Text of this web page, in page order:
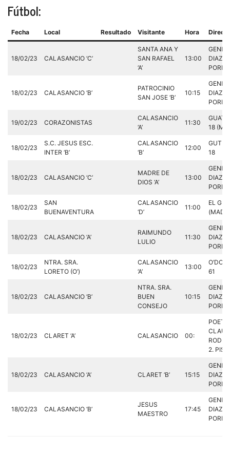
Fútbol:
Fecha Local Resultado Visitante Hora
18/02/23 CALASANCIO ‘C’
SANTA ANA Y
SAN RAFAEL
‘A’
13:00
DIAZ
18/02/23 CALASANCIO ‘B’
PATROCINIO
SAN JOSE ‘B’
10:15
DIAZ
19/02/23 CORAZONISTAS
CALASANCIO
‘A’
11:30
18
18/02/23
S.C. JESUS ESC.
INTER ‘B’
CALASANCIO
‘B’
12:00
18
18/02/23 CALASANCIO ‘C’
MADRE DE
DIOS ‘A’
13:00
DIAZ
18/02/23
SAN
BUENAVENTURA
CALASANCIO
‘D’
11:00
EL
18/02/23 CALASANCIO ‘A’
RAIMUNDO
LULIO
11:30
DIAZ
18/02/23
NTRA. SRA.
LORETO (O’)
CALASANCIO
‘A’
13:00
61
18/02/23 CALASANCIO ‘B’
NTRA. SRA.
BUEN
CONSEJO
10:15
DIAZ
18/02/23 CLARET ‘A’ CALASANCIO 00:
POETA
2.
18/02/23 CALASANCIO ‘A’ CLARET ‘B’ 15:15
DIAZ
18/02/23 CALASANCIO ‘B’
JESUS
MAESTRO
17:45
DIAZ